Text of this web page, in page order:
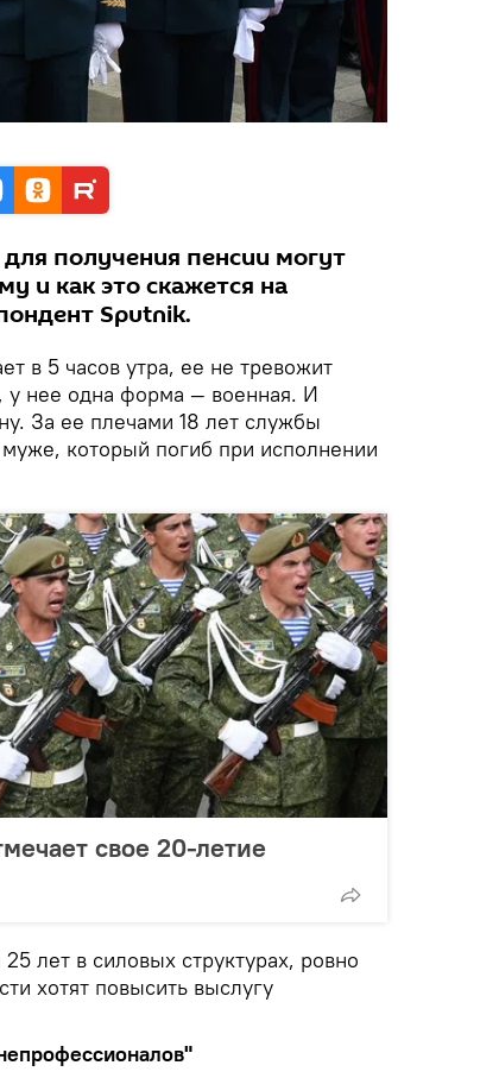
получения пенсии могут
и как это скажется на
Sputnik.
в 5 часов утра, ее не тревожит
у нее одна форма — военная. И
За ее плечами 18 лет службы
который погиб при исполнении
свое 20-летие
лет в силовых структурах, ровно
хотят повысить выслугу